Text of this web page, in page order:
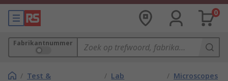
0
Fabrikantnummer
/ Test &
/ Lab
/ Microscopes